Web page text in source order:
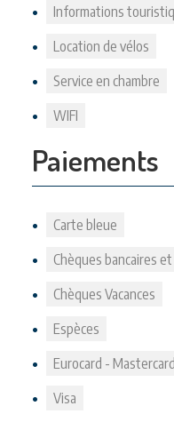
Informations
Location de vélos
Service en chambre
WIFI
Paiements
Carte bleue
Chèques bancaires
Chèques Vacances
Espèces
Eurocard - Mastercard
Visa